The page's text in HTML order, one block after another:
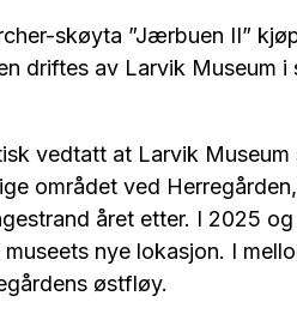
skøyta ”Jærbuen II”
driftes av Larvik Museum i
vedtatt at Larvik
området ved
året etter. I 2025
nye lokasjon. I
østfløy.